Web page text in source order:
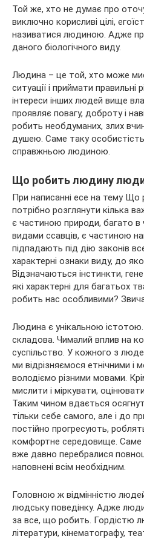
Той же, хто не думає про
виключно корисливі цілі,
називатися людиною. Адже
даного біологічного виду.
Людина – це той, хто може
ситуації і приймати правильні
інтереси інших людей вище
проявляє повагу, доброту і
робить необдуманих, злих
душею. Саме таку
справжньою людиною.
Що робить людину
При написанні есе на тему
потрібно розглянути кілька
є частиною природи, багато в
видами ссавців, є частиною
підпадають під дію законів
характерні ознаки виду, до
Відзначаються інстинкти,
які характерні для багатьох
робить нас особливими?
Людина є унікальною
складова. Чималий вплив на
суспільство. У кожного з
ми відрізняємося етнічними і
володіємо різними мовами.
мислити і міркувати,
Таким чином вдається
тільки себе самого, але і до
постійно прогресують,
комфортне середовище. Саме
вже давно перебралися
наповнені всім необхідним.
Головною ж відмінністю людей
людську поведінку. Адже
за все, що робить. Гордістю
літератури, кінематографу,